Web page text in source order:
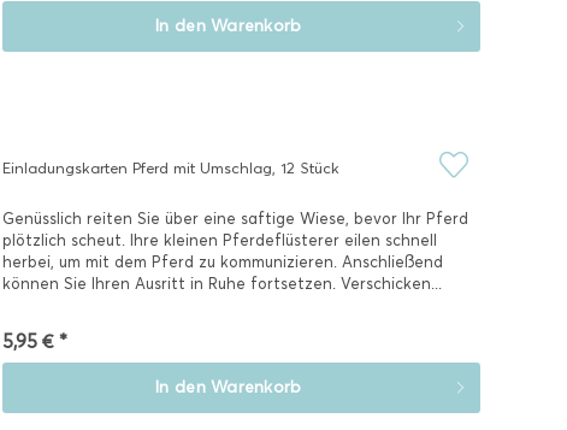
In den Warenkorb
Einladungskarten Pferd mit Umschlag, 12 Stück
Genüsslich reiten Sie über eine saftige Wiese, bevor Ihr Pferd
plötzlich scheut. Ihre kleinen Pferdeflüsterer eilen schnell
herbei, um mit dem Pferd zu kommunizieren. Anschließend
können Sie Ihren Ausritt in Ruhe fortsetzen. Verschicken...
5,95 € *
In den Warenkorb